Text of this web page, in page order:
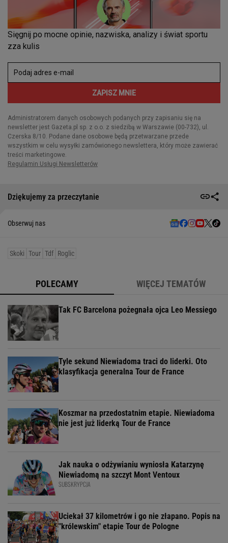
Dziękujemy za przeczytanie
Obserwuj nas
Skoki Tour Tdf Roglic
POLECAMY WIĘCEJ TEMATÓW
Tak FC Barcelona pożegnała ojca Leo Messiego
Tyle sekund Niewiadoma traci do liderki. Oto
klasyfikacja generalna Tour de France
Koszmar na przedostatnim etapie. Niewiadoma
nie jest już liderką Tour de France
Jak nauka o odżywianiu wyniosła Katarzynę
Niewiadomą na szczyt Mont Ventoux
SUBSKRYPCJA
Uciekał 37 kilometrów i go nie złapano. Popis na
"królewskim" etapie Tour de Pologne